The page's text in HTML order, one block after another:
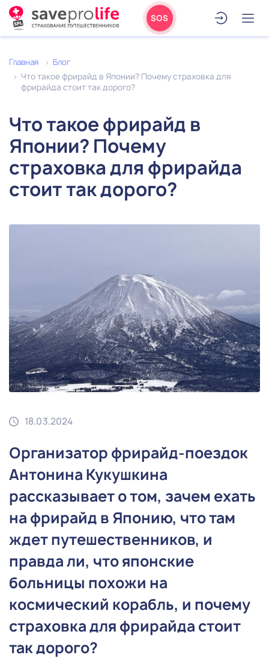
SOS
Главная
Блог
Что такое фрирайд в Японии? Почему страховка для
фрирайда стоит так дорого?
Что такое фрирайд в
Японии? Почему
страховка для фрирайда
стоит так дорого?
18.03.2024
Организатор фрирайд-поездок
Антонина Кукушкина
рассказывает о том, зачем ехать
на фрирайд в Японию, что там
ждет путешественников, и
правда ли, что японские
больницы похожи на
космический корабль, и почему
страховка для фрирайда стоит
так дорого?